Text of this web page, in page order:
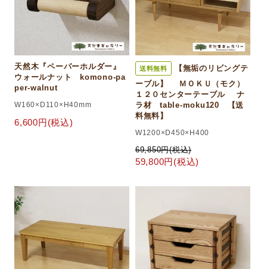
天然木『ペーパーホルダー』
ウォールナット komono-pa
per-walnut
W160×D110×H40mm
6,600円(税込)
送料無料
【無垢のリビングテ
ーブル】 ＭＯＫＵ（モク）
１２０センターテーブル ナ
ラ材 table-moku120 【送
料無料】
W1200×D450×H400
69,850円(税込)
59,800円(税込)